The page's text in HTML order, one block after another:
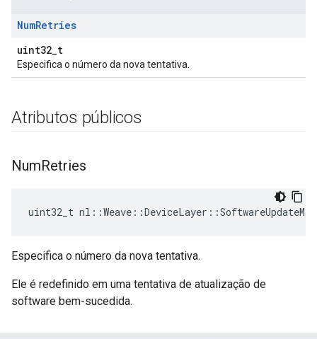
NumRetries
uint32_t
Especifica o número da nova tentativa.
Atributos públicos
NumRetries
uint32_t
Especifica o número da nova tentativa.
Ele é redefinido em uma tentativa de atualização de
software bem-sucedida.